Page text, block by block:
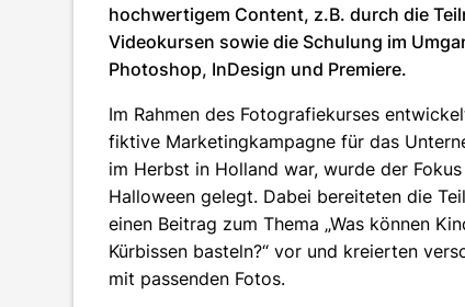
hochwertigem Content, z.B. durch die
Videokursen sowie die Schulung im
Photoshop, InDesign und Premiere.
Im Rahmen des Fotografiekurses
fiktive Marketingkampagne für das
im Herbst in Holland war, wurde der
Halloween gelegt. Dabei bereiteten die
einen Beitrag zum Thema „Was können
Kürbissen basteln?“ vor und kreierten
mit passenden Fotos.